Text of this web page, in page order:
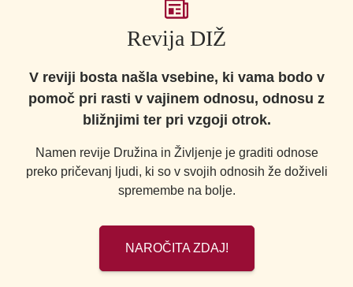
Revija DIŽ
V reviji bosta našla vsebine, ki vama bodo v
pomoč pri rasti v vajinem odnosu, odnosu z
bližnjimi ter pri vzgoji otrok.
Namen revije Družina in Življenje je graditi odnose
preko pričevanj ljudi, ki so v svojih odnosih že doživeli
spremembe na bolje.
NAROČITA ZDAJ!